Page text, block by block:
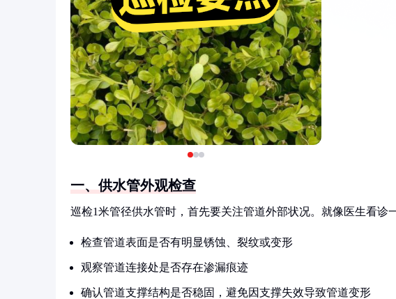
一、供水管外观检查
巡检1米管径供水管时，首先要关注管道外部状况。就像医生看诊
检查管道表面是否有明显锈蚀、裂纹或变形
观察管道连接处是否存在渗漏痕迹
确认管道支撑结构是否稳固，避免因支撑失效导致管道变形